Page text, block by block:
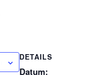
DETAILS
Datum: